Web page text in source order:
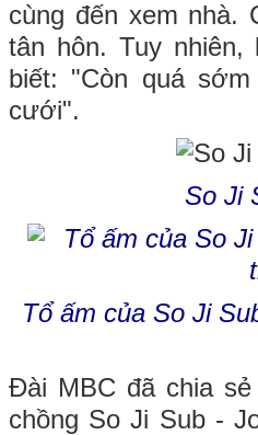
cùng đến xem nhà.
tân hôn. Tuy
biết: "Còn quá
cưới".
So Ji
Tổ ấm của So Ji
Đài MBC đã chia
chồng So Ji Sub -